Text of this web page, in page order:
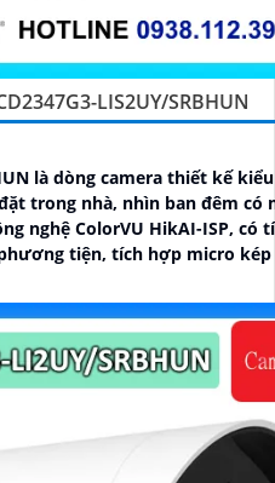
LIS2UY/SRBHUN
là dòng camera thiết kế
trong nhà, nhìn ban đêm có
nghệ ColorVU HikAI-ISP, có
tiện, tích hợp micro kép